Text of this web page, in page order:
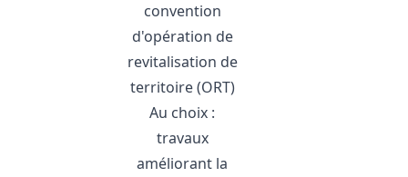
convention
d'opération de
revitalisation de
territoire (ORT)
Au choix :
travaux
améliorant la